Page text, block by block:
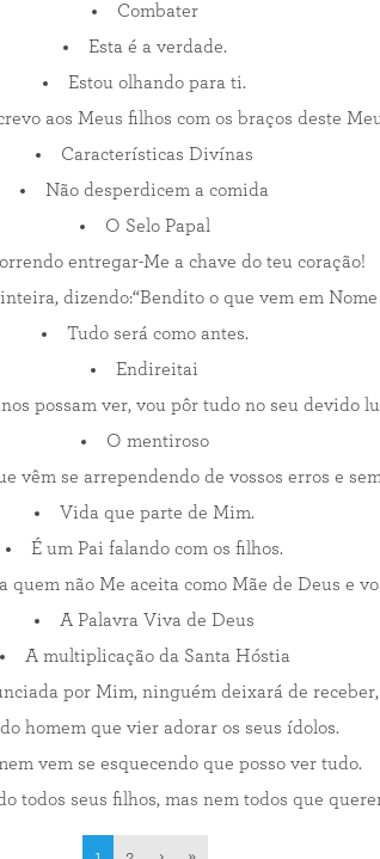
Combater
Esta é a verdade.
Estou olhando para ti.
aos Meus filhos com os braços deste
Características Divínas
Não desperdicem a comida
O Selo Papal
entregar-Me a chave do teu coração!
dizendo:“Bendito o que vem em Nome
Tudo será como antes.
Endireitai
possam ver, vou pôr tudo no seu devido
O mentiroso
vêm se arrependendo de vossos erros e
Vida que parte de Mim.
É um Pai falando com os filhos.
quem não Me aceita como Mãe de Deus e
A Palavra Viva de Deus
A multiplicação da Santa Hóstia
por Mim, ninguém deixará de
homem que vier adorar os seus ídolos.
vem se esquecendo que posso ver tudo.
todos seus filhos, mas nem todos que